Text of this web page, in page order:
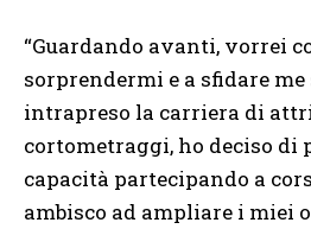
“Guardando avanti, vorrei
sorprendermi e a sfidare me
intrapreso la carriera di
cortometraggi, ho deciso di
capacità partecipando a
ambisco ad ampliare i miei